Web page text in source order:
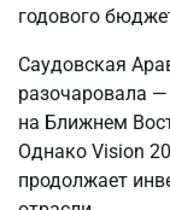
годового
Саудовская
разочаровала
на Ближнем
Однако Vision
продолжает